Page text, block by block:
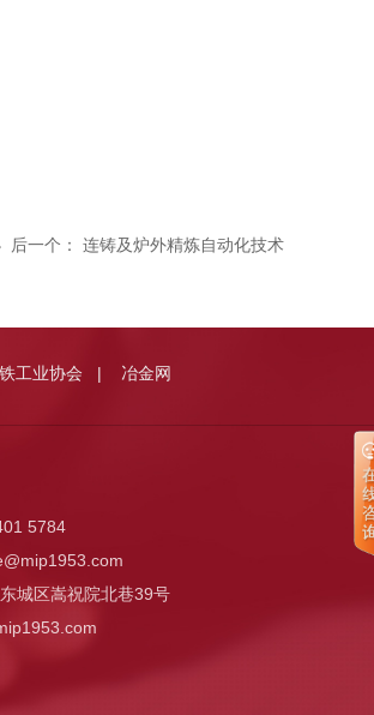
后一个： 连铸及炉外精炼自动化技术
5784
城区嵩祝院北巷39号
工业协会 | 冶金网